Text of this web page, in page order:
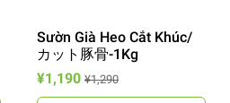
Sườn Già Heo Cắt Khúc/
カット豚骨-1Kg
¥1,190 ¥1,290